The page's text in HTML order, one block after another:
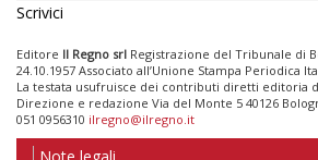
Scrivici
Editore Il Regno srl Registrazione del Tribunale di
24.10.1957 Associato all’Unione Stampa Periodica
La testata usufruisce dei contributi diretti editoria
Direzione e redazione Via del Monte 5 40126
051 0956310 ilregno@ilregno.it